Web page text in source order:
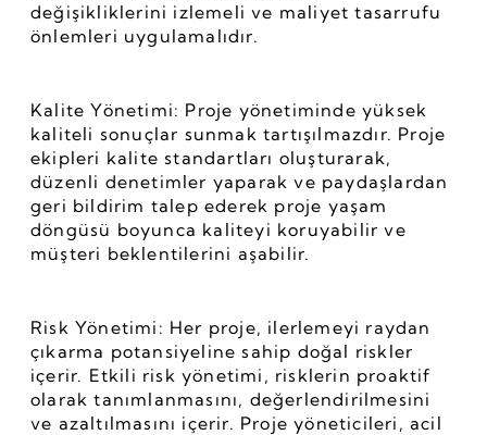
değişikliklerini izlemeli ve maliyet tasarrufu
önlemleri uygulamalıdır.
Kalite Yönetimi: Proje yönetiminde yüksek
kaliteli sonuçlar sunmak tartışılmazdır. Proje
ekipleri kalite standartları oluşturarak,
düzenli denetimler yaparak ve paydaşlardan
geri bildirim talep ederek proje yaşam
döngüsü boyunca kaliteyi koruyabilir ve
müşteri beklentilerini aşabilir.
Risk Yönetimi: Her proje, ilerlemeyi raydan
çıkarma potansiyeline sahip doğal riskler
içerir. Etkili risk yönetimi, risklerin proaktif
olarak tanımlanmasını, değerlendirilmesini
ve azaltılmasını içerir. Proje yöneticileri, acil